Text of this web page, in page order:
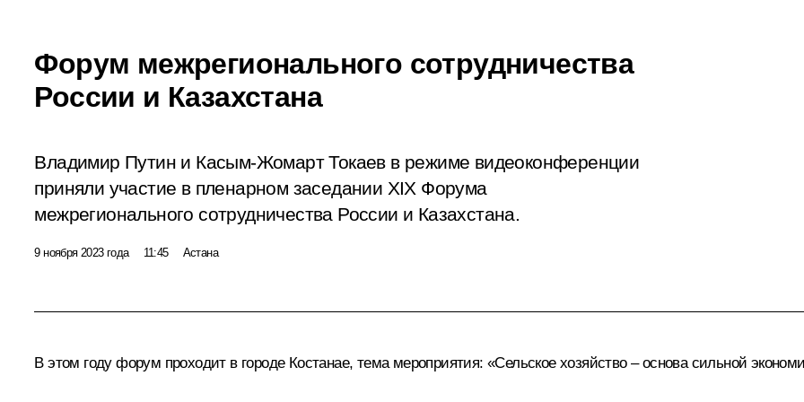
Форум межрегионального сотрудничества
России и Казахстана
Владимир Путин и Касым-Жомарт Токаев в режиме видеоконференции
приняли участие в пленарном заседании ХIX Форума
межрегионального сотрудничества России и Казахстана.
9 ноября 2023 года 11:45 Астана
В этом году форум проходит в городе Костанае, тема мероприятия: «Сельское хозяйство – основа сильной